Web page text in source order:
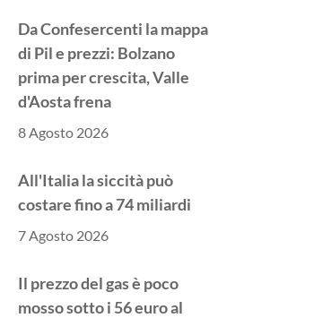
Da Confesercenti la mappa
di Pil e prezzi: Bolzano
prima per crescita, Valle
d'Aosta frena
8 Agosto 2026
All'Italia la siccità può
costare fino a 74 miliardi
7 Agosto 2026
Il prezzo del gas è poco
mosso sotto i 56 euro al